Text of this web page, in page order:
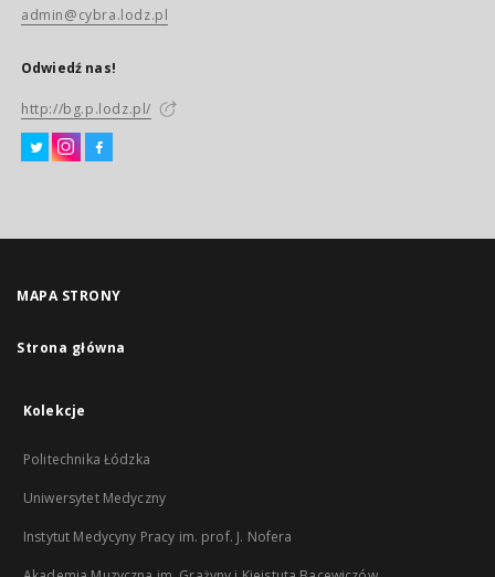
admin@cybra.lodz.pl
Odwiedź nas!
http://bg.p.lodz.pl/
MAPA STRONY
Strona główna
Kolekcje
Politechnika Łódzka
Uniwersytet Medyczny
Instytut Medycyny Pracy im. prof. J. Nofera